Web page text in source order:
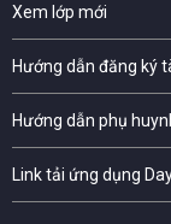
Xem lớp mới
Hướng dẫn đăng ký
Hướng dẫn phụ
Link tải ứng dụng